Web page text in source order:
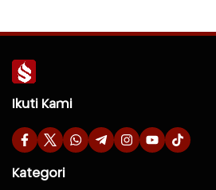
Ikuti Kami
Kategori